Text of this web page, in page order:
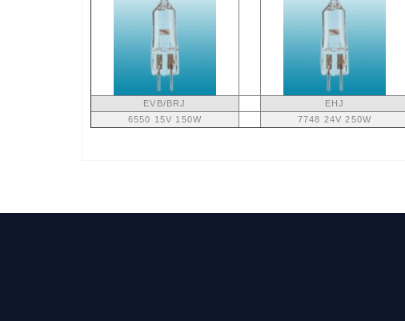
EVB/BRJ EHJ
6550 15V 150W
7748 24V 250W